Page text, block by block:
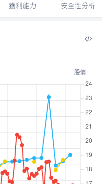
獲利能力 安全性分析